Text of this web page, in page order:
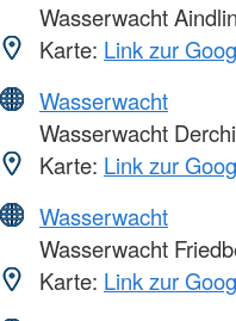
Wasserwacht
Karte: Link zur
Wasserwacht
Wasserwacht
Karte: Link zur
Wasserwacht
Wasserwacht
Karte: Link zur